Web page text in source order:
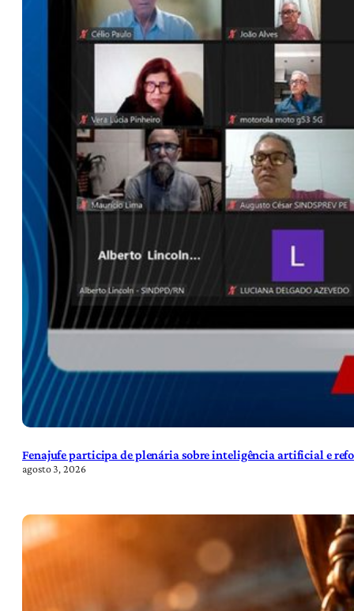
Fenajufe participa de plenária sobre inteligência artificial e
agosto 3, 2026